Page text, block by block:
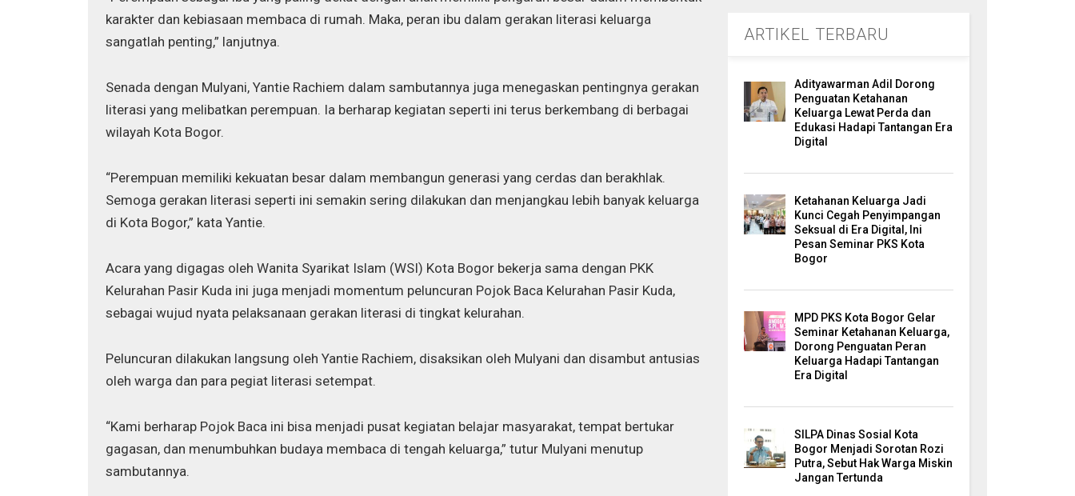
karakter dan kebiasaan membaca di rumah. Maka, peran ibu dalam gerakan literasi keluarga
sangatlah penting,” lanjutnya.
Senada dengan Mulyani, Yantie Rachiem dalam sambutannya juga menegaskan pentingnya gerakan
literasi yang melibatkan perempuan. Ia berharap kegiatan seperti ini terus berkembang di berbagai
wilayah Kota Bogor.
“Perempuan memiliki kekuatan besar dalam membangun generasi yang cerdas dan berakhlak.
Semoga gerakan literasi seperti ini semakin sering dilakukan dan menjangkau lebih banyak keluarga
di Kota Bogor,” kata Yantie.
Acara yang digagas oleh Wanita Syarikat Islam (WSI) Kota Bogor bekerja sama dengan PKK
Kelurahan Pasir Kuda ini juga menjadi momentum peluncuran Pojok Baca Kelurahan Pasir Kuda,
sebagai wujud nyata pelaksanaan gerakan literasi di tingkat kelurahan.
Peluncuran dilakukan langsung oleh Yantie Rachiem, disaksikan oleh Mulyani dan disambut antusias
oleh warga dan para pegiat literasi setempat.
“Kami berharap Pojok Baca ini bisa menjadi pusat kegiatan belajar masyarakat, tempat bertukar
gagasan, dan menumbuhkan budaya membaca di tengah keluarga,” tutur Mulyani menutup
sambutannya.
ARTIKEL TERBARU
Adityawarman Adil Dorong
Penguatan Ketahanan
Keluarga Lewat Perda dan
Edukasi Hadapi Tantangan Era
Digital
Ketahanan Keluarga Jadi
Kunci Cegah Penyimpangan
Seksual di Era Digital, Ini
Pesan Seminar PKS Kota
Bogor
MPD PKS Kota Bogor Gelar
Seminar Ketahanan Keluarga,
Dorong Penguatan Peran
Keluarga Hadapi Tantangan
Era Digital
SILPA Dinas Sosial Kota
Bogor Menjadi Sorotan Rozi
Putra, Sebut Hak Warga Miskin
Jangan Tertunda